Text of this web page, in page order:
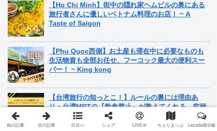
【Ho Chi Minh】街中の隠れ家ヘムビルの奥にある
旅行者さんに優しいベトナム料理のお店！ ~ A
Taste of Saigon
【Phu Quoc西側】お土産も滞在中に必要なものも
生活物資も全部お任せ、フーコック最大の便利スー
パー！ ~ King kong
【台湾旅行の知っとこ！】ルールの裏には理由あ
り・台湾MRTの『飲食禁止』が教えてくれる、究極
のおもてなしと優しい気持ち
前の記事 次の記事 目次へ シェア LINE＠ ちぇりまっぷ Lazada掲示板